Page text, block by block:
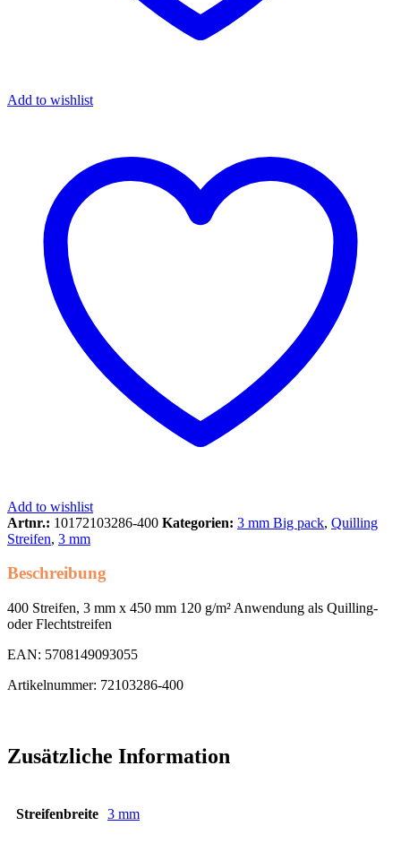
Add to wishlist
Add to wishlist
Artnr.: 10172103286-400 Kategorien: 3 mm Big pack, Quilling
Streifen, 3 mm
Beschreibung
400 Streifen, 3 mm x 450 mm 120 g/m² Anwendung als Quilling-
oder Flechtstreifen
EAN: 5708149093055
Artikelnummer: 72103286-400
Zusätzliche Information
Streifenbreite 3 mm